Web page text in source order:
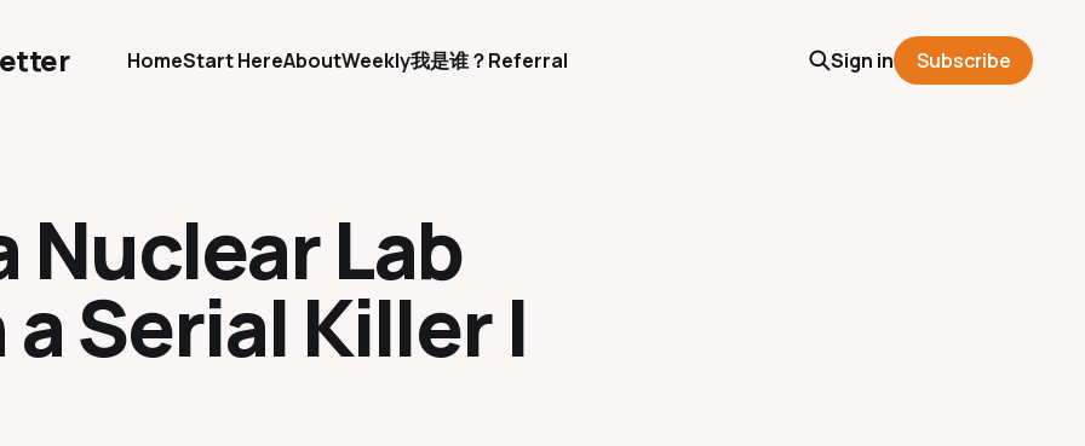
HomeStart HereAboutWeekly我是谁？Referral Sign in Subscribe
Nuclear Lab
Serial Killer |